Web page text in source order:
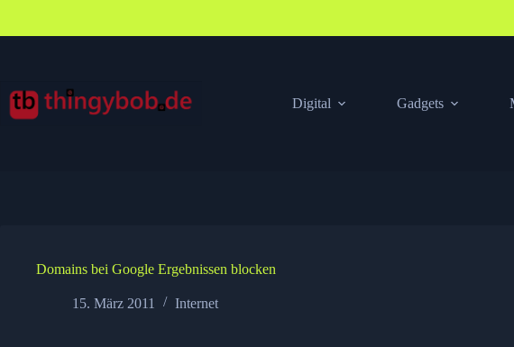
springen
Digital Gadgets
Domains bei Google Ergebnissen blocken
15. März 2011 Internet